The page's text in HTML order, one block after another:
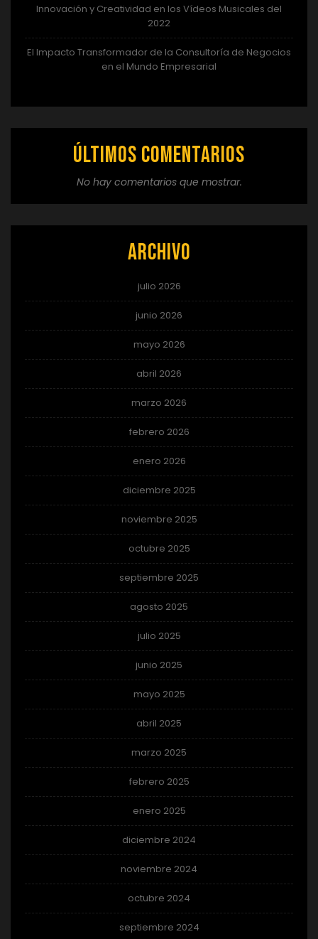
Innovación y Creatividad en los Vídeos Musicales del
2022
El Impacto Transformador de la Consultoría de Negocios
en el Mundo Empresarial
Últimos comentarios
No hay comentarios que mostrar.
Archivo
julio 2026
junio 2026
mayo 2026
abril 2026
marzo 2026
febrero 2026
enero 2026
diciembre 2025
noviembre 2025
octubre 2025
septiembre 2025
agosto 2025
julio 2025
junio 2025
mayo 2025
abril 2025
marzo 2025
febrero 2025
enero 2025
diciembre 2024
noviembre 2024
octubre 2024
septiembre 2024